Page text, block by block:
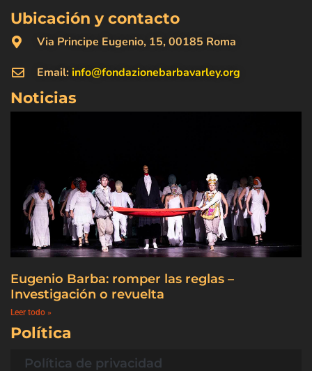
Ubicación y contacto
Via Principe Eugenio, 15, 00185 Roma
Email:info@fondazionebarbavarley.org
Noticias
Eugenio Barba: romper las reglas –
Investigación o revuelta
Leer todo »
Política
Política de privacidad